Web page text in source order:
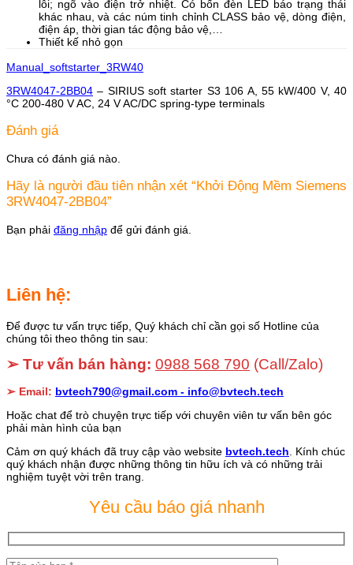
lỗi; ngõ vào điện trở nhiệt. Có bốn đèn LED báo trạng thái
khác nhau, và các núm tinh chỉnh CLASS bảo vệ, dòng điện,
điện áp, thời gian tác động bảo vệ,…
Thiết kế nhỏ gọn
Manual_softstarter_3RW40
3RW4047-2BB04 – SIRIUS soft starter S3 106 A, 55 kW/400 V, 40
°C 200-480 V AC, 24 V AC/DC spring-type terminals
Đánh giá
Chưa có đánh giá nào.
Hãy là người đầu tiên nhận xét “Khởi Động Mềm Siemens
3RW4047-2BB04”
Bạn phải đăng nhập để gửi đánh giá.
Liên hệ:
Để được tư vấn trực tiếp, Quý khách chỉ cần gọi số Hotline của
chúng tôi theo thông tin sau:
➢ Tư vấn bán hàng: 0988 568 790 (Call/Zalo)
➢ Email: bvtech790@gmail.com - info@bvtech.tech
Hoặc chat để trò chuyện trực tiếp với chuyên viên tư vấn bên góc
phải màn hình của bạn
Cảm ơn quý khách đã truy cập vào website bvtech.tech. Kính chúc
quý khách nhận được những thông tin hữu ích và có những trải
nghiệm tuyệt vời trên trang.
Yêu cầu báo giá nhanh